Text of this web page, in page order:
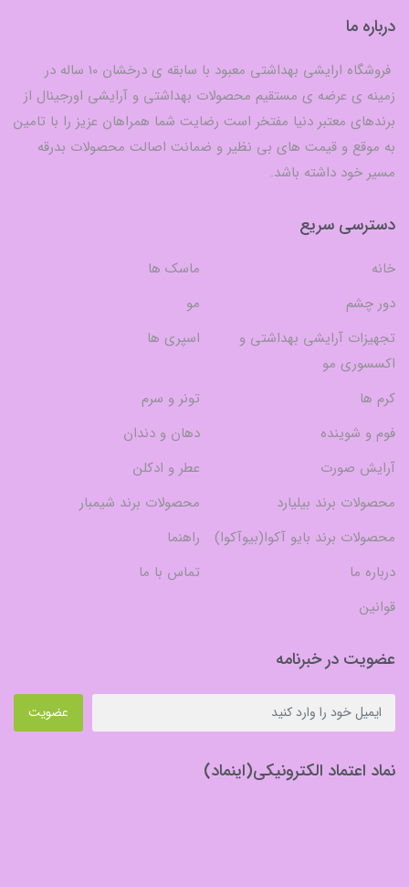
درباره ما
فروشگاه ارایشی بهداشتی معبود با سابقه ی درخشان 10 ساله در
زمینه ی عرضه ی مستقیم محصولات بهداشتی و آرایشی اورجینال از
برندهای معتبر دنیا مفتخر است رضایت شما همراهان عزیز را با تامین
به موقع و قیمت های بی نظیر و ضمانت اصالت محصولات بدرقه
مسیر خود داشته باشد.
دسترسی سریع
خانه
ماسک ها
دور چشم
مو
تجهیزات آرایشی بهداشتی و
اکسسوری مو
اسپری ها
کرم ها
تونر و سرم
فوم و شوینده
دهان و دندان
آرایش صورت
عطر و ادکلن
محصولات برند بیلیارد
محصولات برند شیمبار
محصولات برند بایو آکوا(بیوآکوا)
راهنما
درباره ما
تماس با ما
قوانین
عضویت در خبرنامه
عضویت
نماد اعتماد الکترونیکی(اینماد)